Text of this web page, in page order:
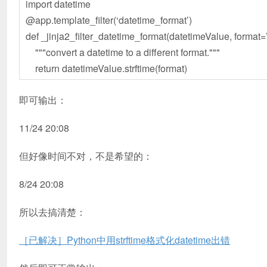
import datetime
@app.template_filter(‘datetime_format’)
def _jinja2_filter_datetime_format(datetimeValue,
"""convert a datetime to a different format."""
return datetimeValue.strftime(format)
即可输出：
11/24 20:08
但好像时间不对，不是希望的：
8/24 20:08
所以去搞清楚：
［已解决］Python中用strftime格式化datetime出错